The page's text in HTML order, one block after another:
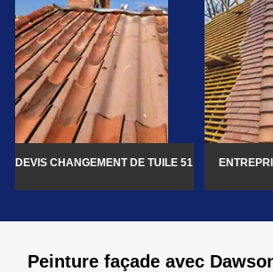
DEVIS CHANGEMENT DE TUILE 51
Peinture façade avec